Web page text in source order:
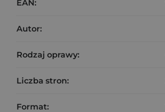
EAN:
Autor:
Rodzaj oprawy:
Liczba stron:
Format: